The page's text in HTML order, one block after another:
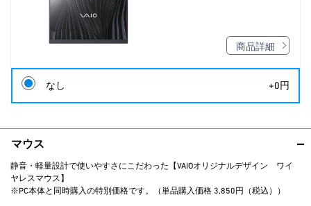
商品詳細
なし +0円
マウス
静音・軽量設計で使いやすさにこだわった【VAIOオリジナルデザイン ワイ
ヤレスマウス】
※PC本体と同時購入の特別価格です。（単品購入価格 3,850円（税込））